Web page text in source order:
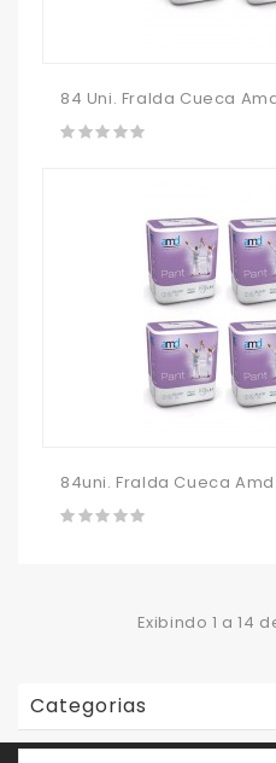
84 Uni. Fralda Cueca
84uni. Fralda Cueca Amd
Exibindo 1 a 14
Categorias